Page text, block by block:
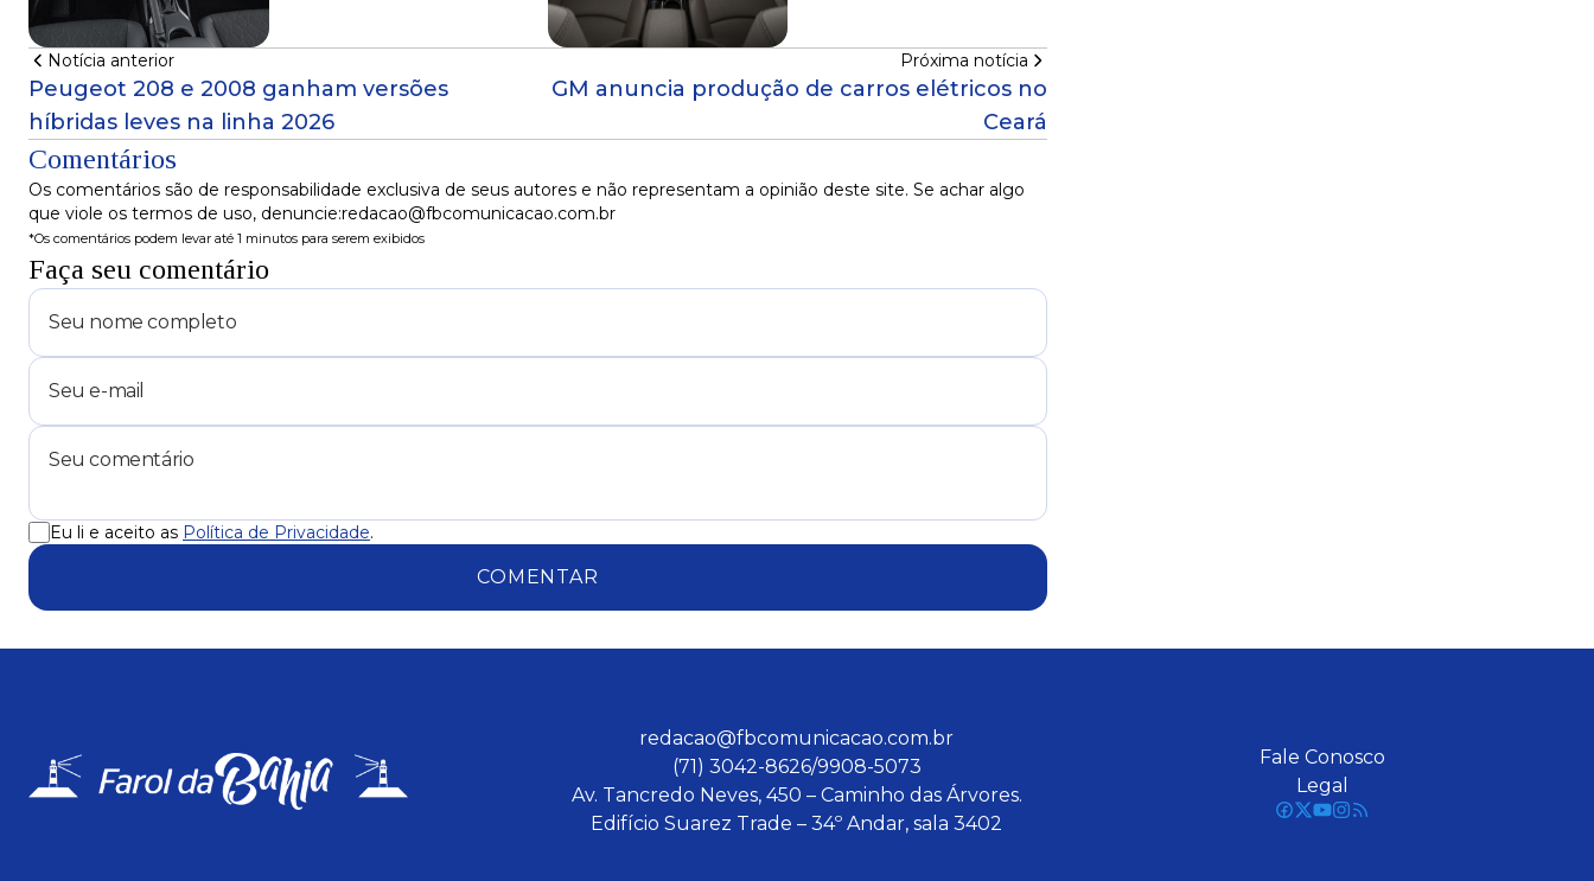
Notícia anterior
Peugeot 208 e 2008 ganham versões
híbridas leves na linha 2026
Próxima notícia
GM anuncia produção de carros elétricos no
Ceará
Comentários
Os comentários são de responsabilidade exclusiva de seus autores e não representam a opinião deste site. Se achar algo
que viole os termos de uso, denuncie:redacao@fbcomunicacao.com.br
*Os comentários podem levar até 1 minutos para serem exibidos
Faça seu comentário
Eu li e aceito as Política de Privacidade.
COMENTAR
redacao@fbcomunicacao.com.br
(71) 3042-8626/9908-5073
Av. Tancredo Neves, 450 – Caminho das Árvores.
Edifício Suarez Trade – 34º Andar, sala 3402
Fale Conosco
Legal